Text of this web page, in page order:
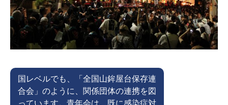
国レベルでも、「全国山鉾屋台保存連
合会」のように、関係団体の連携を図
っています。青年会は、既に感染症対